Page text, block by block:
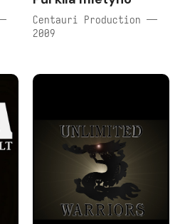
Centauri Production —
2009